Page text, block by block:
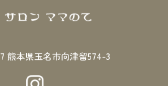
熊本県玉名市向津留574-3